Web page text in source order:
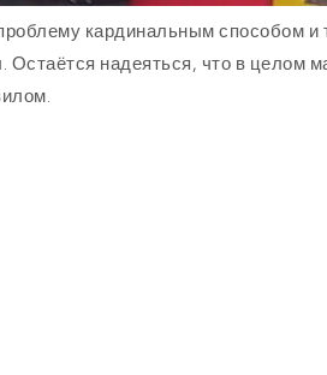
кардинальным способом и
Остаётся надеяться, что в целом